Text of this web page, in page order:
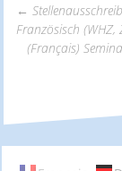
←
Französisch (WHZ,
(Français)